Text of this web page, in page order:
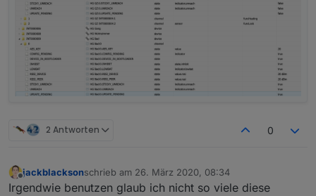
2 Antworten 0
Offline
jackblacksonschrieb am 26. März 2020, 08:34
zuletzt editiert von
Irgendwie benutzen glaub ich nicht so viele diese